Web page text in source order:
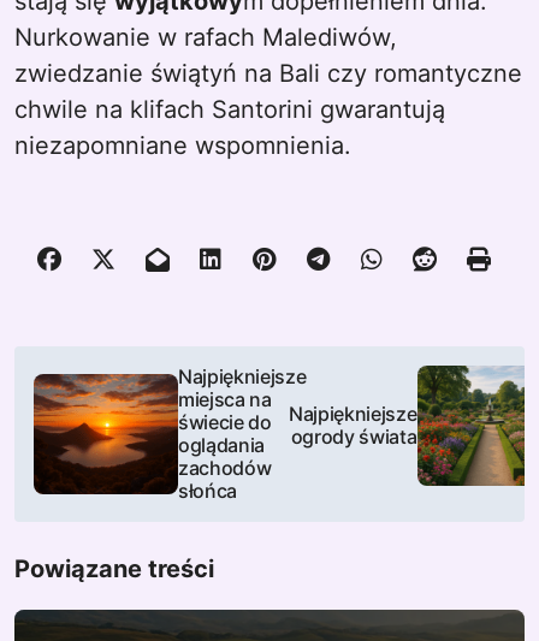
Nurkowanie w rafach Malediwów,
zwiedzanie świątyń na Bali czy romantyczne
chwile na klifach Santorini gwarantują
niezapomniane wspomnienia.
N
w
g
a
Najpiękniejsze
miejsca na
świecie do
oglądania
zachodów
słońca
Najpiękniejsze
ogrody świata
Powiązane treści